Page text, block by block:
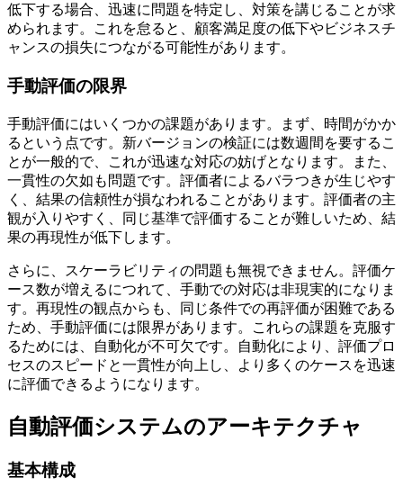
低下する場合、迅速に問題を特定し、対策を講じることが求
められます。これを怠ると、顧客満足度の低下やビジネスチ
ャンスの損失につながる可能性があります。
手動評価の限界
手動評価にはいくつかの課題があります。まず、時間がかか
るという点です。新バージョンの検証には数週間を要するこ
とが一般的で、これが迅速な対応の妨げとなります。また、
一貫性の欠如も問題です。評価者によるバラつきが生じやす
く、結果の信頼性が損なわれることがあります。評価者の主
観が入りやすく、同じ基準で評価することが難しいため、結
果の再現性が低下します。
さらに、スケーラビリティの問題も無視できません。評価ケ
ース数が増えるにつれて、手動での対応は非現実的になりま
す。再現性の観点からも、同じ条件での再評価が困難である
ため、手動評価には限界があります。これらの課題を克服す
るためには、自動化が不可欠です。自動化により、評価プロ
セスのスピードと一貫性が向上し、より多くのケースを迅速
に評価できるようになります。
自動評価システムのアーキテクチャ
基本構成